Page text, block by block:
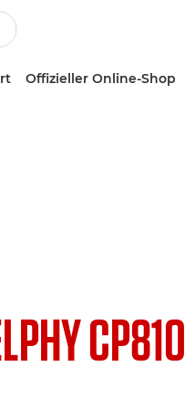
Offizieller Online-Shop
CP810